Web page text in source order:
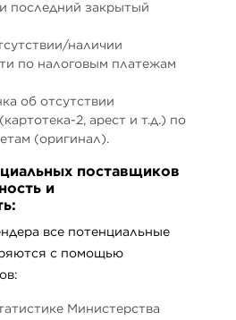
последний закрытый
наличии
по налоговым платежам
об отсутствии
2, арест и т.д.) по
(оригинал).
поставщиков
и
все потенциальные
с помощью
Министерства